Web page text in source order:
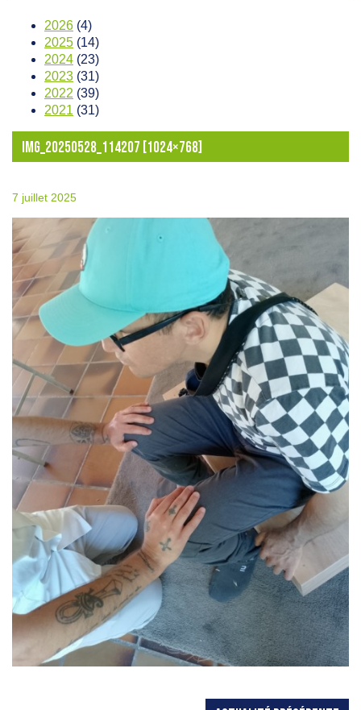
2026 (4)
2025 (14)
2024 (23)
2023 (31)
2022 (39)
2021 (31)
IMG_20250528_114207 [1024×768]
7 juillet 2025